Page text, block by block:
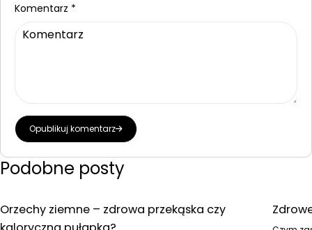
Komentarz *
Opublikuj komentarz
Podobne posty
Orzechy ziemne – zdrowa przekąska czy